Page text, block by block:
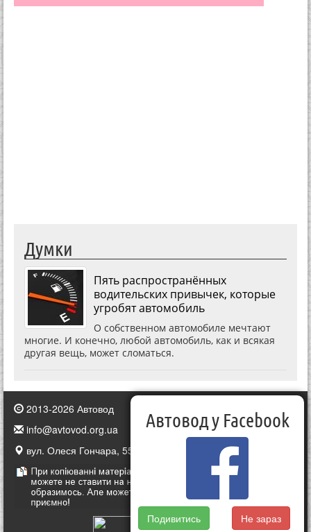
Думки
Пять распространённых
водительских привычек, которые
угробят автомобиль
О собственном автомобиле мечтают
многие. И конечно, любой автомобиль, как и всякая
другая вещь, может сломаться.
2013-2026 Автовод
info@avtovod.org.ua
вул. Олеся Гончара, 55, Київ, Україна
Автовод у Facebook
Подивитись Не зараз